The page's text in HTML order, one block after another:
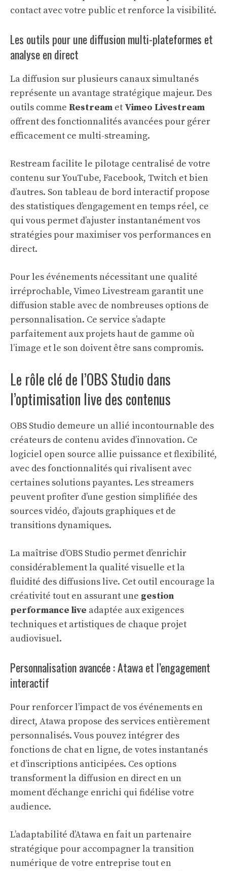
contact avec votre public et renforce la visibilité.
Les outils pour une diffusion multi-plateformes et
analyse en direct
La diffusion sur plusieurs canaux simultanés
représente un avantage stratégique majeur. Des
outils comme Restream et Vimeo Livestream
offrent des fonctionnalités avancées pour gérer
efficacement ce multi-streaming.
Restream facilite le pilotage centralisé de votre
contenu sur YouTube, Facebook, Twitch et bien
d’autres. Son tableau de bord interactif propose
des statistiques d’engagement en temps réel, ce
qui vous permet d’ajuster instantanément vos
stratégies pour maximiser vos performances en
direct.
Pour les événements nécessitant une qualité
irréprochable, Vimeo Livestream garantit une
diffusion stable avec de nombreuses options de
personnalisation. Ce service s’adapte
parfaitement aux projets haut de gamme où
l’image et le son doivent être sans compromis.
Le rôle clé de l’OBS Studio dans
l’optimisation live des contenus
OBS Studio demeure un allié incontournable des
créateurs de contenu avides d’innovation. Ce
logiciel open source allie puissance et flexibilité,
avec des fonctionnalités qui rivalisent avec
certaines solutions payantes. Les streamers
peuvent profiter d’une gestion simplifiée des
sources vidéo, d’ajouts graphiques et de
transitions dynamiques.
La maîtrise d’OBS Studio permet d’enrichir
considérablement la qualité visuelle et la
fluidité des diffusions live. Cet outil encourage la
créativité tout en assurant une gestion
performance live adaptée aux exigences
techniques et artistiques de chaque projet
audiovisuel.
Personnalisation avancée : Atawa et l’engagement
interactif
Pour renforcer l’impact de vos événements en
direct, Atawa propose des services entièrement
personnalisés. Vous pouvez intégrer des
fonctions de chat en ligne, de votes instantanés
et d’inscriptions anticipées. Ces options
transforment la diffusion en direct en un
moment d’échange enrichi qui fidélise votre
audience.
L’adaptabilité d’Atawa en fait un partenaire
stratégique pour accompagner la transition
numérique de votre entreprise tout en